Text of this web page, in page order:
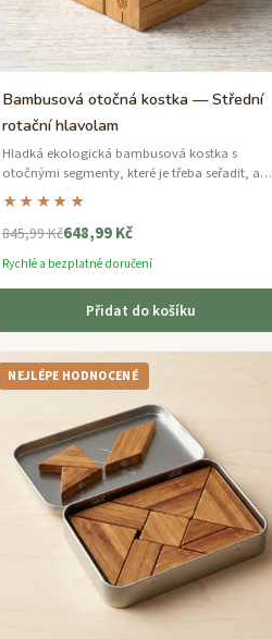
Bambusová otočná kostka — Střední
rotační hlavolam
Hladká ekologická bambusová kostka s
otočnými segmenty, které je třeba seřadit, aby
se odemkla skrytá komora uvnitř.
★★★★★
845,99 Kč648,99 Kč
Rychlé a bezplatné doručení
Přidat do košíku
NEJLÉPE HODNOCENÉ